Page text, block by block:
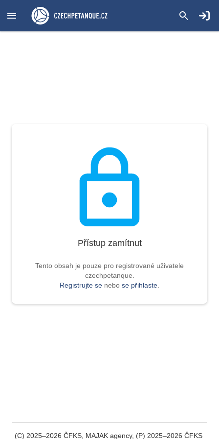
Přístup zamítnut
Tento obsah je pouze pro registrované uživatele
czechpetanque.
Registrujte se nebo se přihlaste
(C) 2025–2026 ČFKS, MAJAK agency, (P) 2025–2026 ČFKS